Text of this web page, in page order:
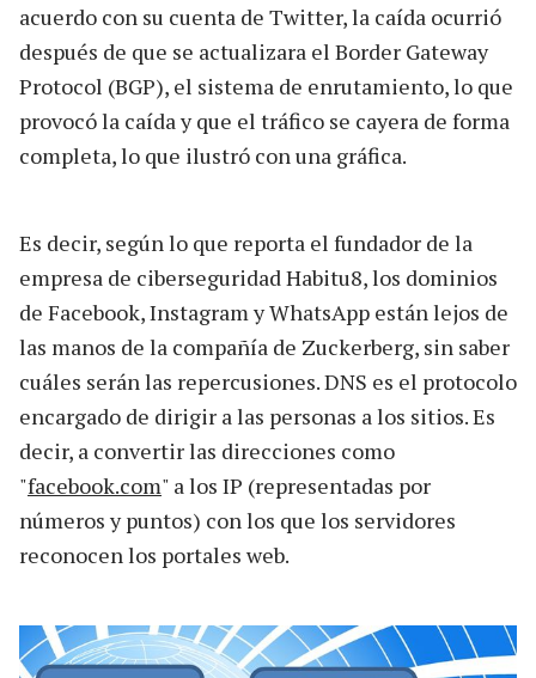
acuerdo con su cuenta de Twitter, la caída ocurrió
después de que se actualizara el Border Gateway
Protocol (BGP), el sistema de enrutamiento, lo que
provocó la caída y que el tráfico se cayera de forma
completa, lo que ilustró con una gráfica.
Es decir, según lo que reporta el fundador de la
empresa de ciberseguridad Habitu8, los dominios
de Facebook, Instagram y WhatsApp están lejos de
las manos de la compañía de Zuckerberg, sin saber
cuáles serán las repercusiones. DNS es el protocolo
encargado de dirigir a las personas a los sitios. Es
decir, a convertir las direcciones como
"facebook.com" a los IP (representadas por
números y puntos) con los que los servidores
reconocen los portales web.